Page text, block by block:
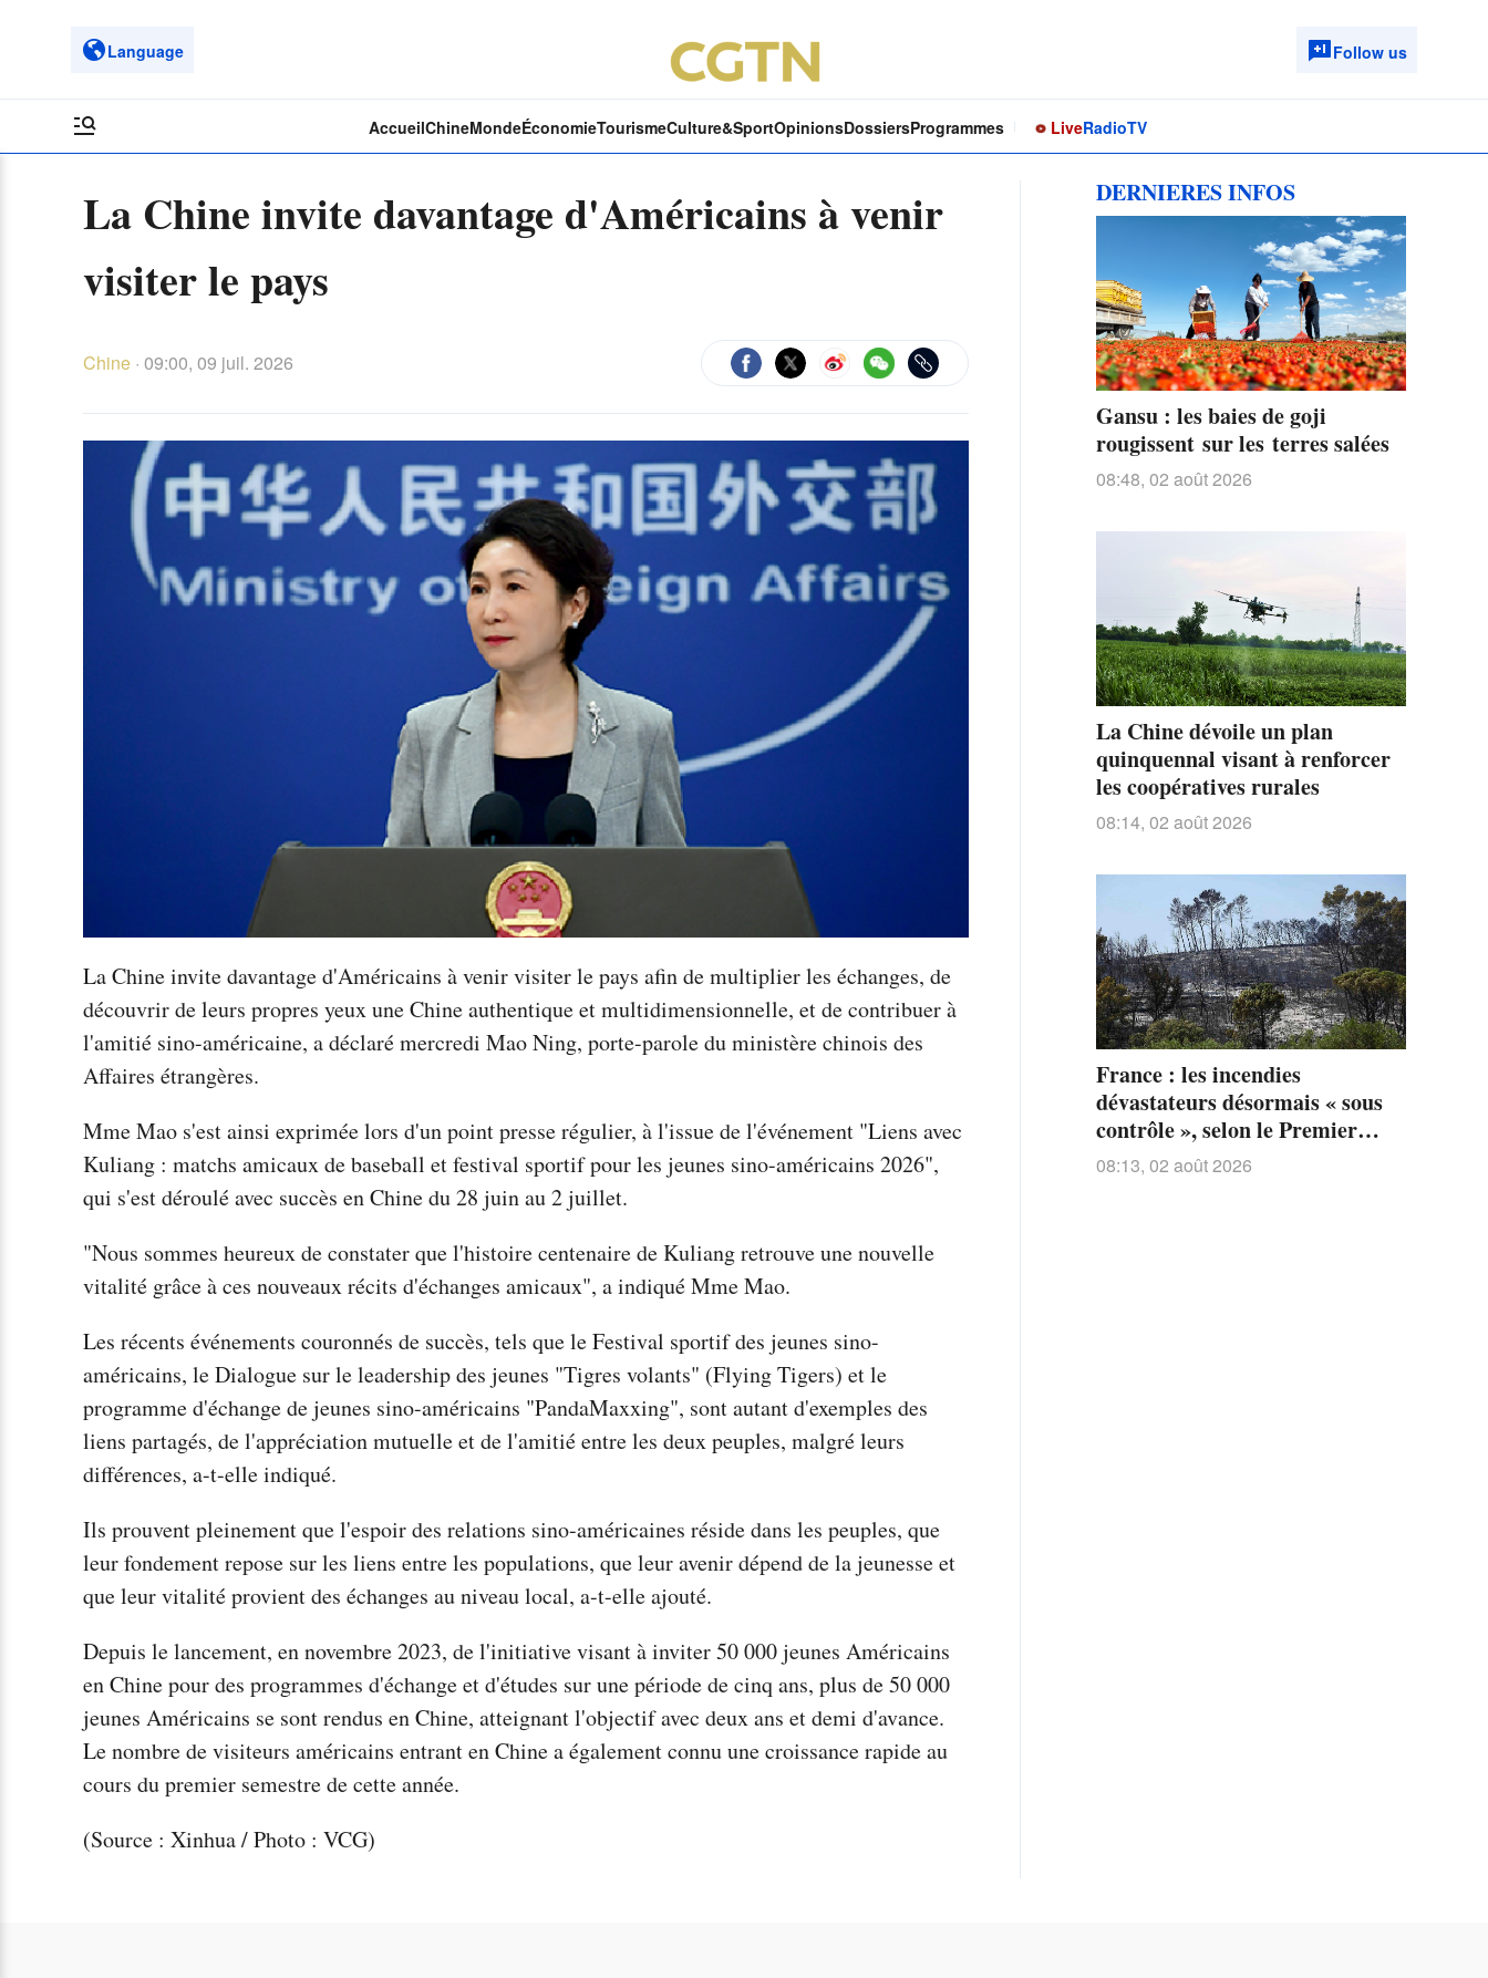
Language Follow us
AccueilChineMondeÉconomieTourismeCulture&SportOpinionsDossiersProgrammes LiveRadioTV
La Chine invite davantage d'Américains à venir
visiter le pays
Chine· 09:00, 09 juil. 2026
La Chine invite davantage d'Américains à venir visiter le pays afin de multiplier les échanges, de
découvrir de leurs propres yeux une Chine authentique et multidimensionnelle, et de contribuer à
l'amitié sino-américaine, a déclaré mercredi Mao Ning, porte-parole du ministère chinois des
Affaires étrangères.
Mme Mao s'est ainsi exprimée lors d'un point presse régulier, à l'issue de l'événement "Liens avec
Kuliang : matchs amicaux de baseball et festival sportif pour les jeunes sino-américains 2026",
qui s'est déroulé avec succès en Chine du 28 juin au 2 juillet.
"Nous sommes heureux de constater que l'histoire centenaire de Kuliang retrouve une nouvelle
vitalité grâce à ces nouveaux récits d'échanges amicaux", a indiqué Mme Mao.
Les récents événements couronnés de succès, tels que le Festival sportif des jeunes sino-
américains, le Dialogue sur le leadership des jeunes "Tigres volants" (Flying Tigers) et le
programme d'échange de jeunes sino-américains "PandaMaxxing", sont autant d'exemples des
liens partagés, de l'appréciation mutuelle et de l'amitié entre les deux peuples, malgré leurs
différences, a-t-elle indiqué.
Ils prouvent pleinement que l'espoir des relations sino-américaines réside dans les peuples, que
leur fondement repose sur les liens entre les populations, que leur avenir dépend de la jeunesse et
que leur vitalité provient des échanges au niveau local, a-t-elle ajouté.
Depuis le lancement, en novembre 2023, de l'initiative visant à inviter 50 000 jeunes Américains
en Chine pour des programmes d'échange et d'études sur une période de cinq ans, plus de 50 000
jeunes Américains se sont rendus en Chine, atteignant l'objectif avec deux ans et demi d'avance.
Le nombre de visiteurs américains entrant en Chine a également connu une croissance rapide au
cours du premier semestre de cette année.
(Source : Xinhua / Photo : VCG)
DERNIERES INFOS
Gansu : les baies de goji
rougissent sur les terres salées
08:48, 02 août 2026
La Chine dévoile un plan
quinquennal visant à renforcer
les coopératives rurales
08:14, 02 août 2026
France : les incendies
dévastateurs désormais « sous
contrôle », selon le Premier
ministre
08:13, 02 août 2026